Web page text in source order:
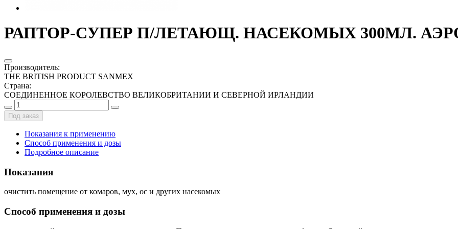
РАПТОР-СУПЕР П/ЛЕТАЮЩ. НАСЕКОМЫХ 300МЛ.
Производитель:
THE BRITISH PRODUCT SANMEX
Страна:
СОЕДИНЕННОЕ КОРОЛЕВСТВО ВЕЛИКОБРИТАНИИ И СЕВЕРНОЙ ИРЛАНДИИ
Под заказ
Показания к применению
Способ применения и дозы
Подробное описание
Показания
очистить помещение от комаров, мух, ос и других насекомых
Способ применения и дозы